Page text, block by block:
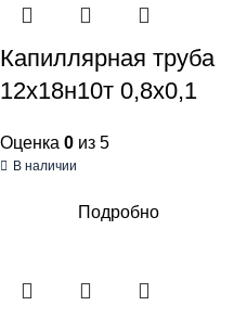
Капиллярная труба
12х18н10т 0,8х0,1
Оценка 0 из 5
В наличии
Подробно